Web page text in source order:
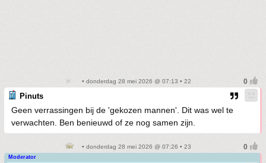
• donderdag 28 mei 2026 @ 07:13 • 22
Pinuts
Geen verrassingen bij de 'gekozen mannen'. Dit was wel te
verwachten. Ben benieuwd of ze nog samen zijn.
• donderdag 28 mei 2026 @ 07:26 • 23
Moderator